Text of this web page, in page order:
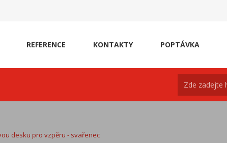
REFERENCE KONTAKTY POPTÁVKA
desku pro vzpěru - svařenec